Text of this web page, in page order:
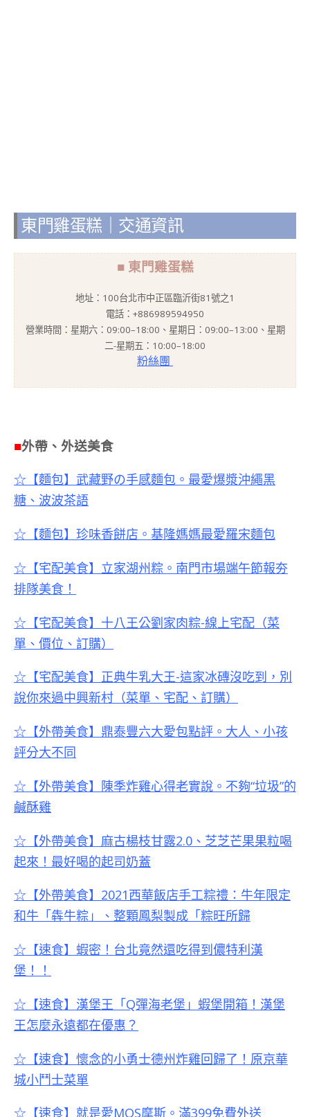
東門雞蛋糕｜交通資訊
■ 東門雞蛋糕
地址：100台北市中正區臨沂街81號之1
電話：+886989594950
營業時間：星期六：09:00–18:00、 星期日：09:00–13:00、星期
二-星期五：10:00–18:00
粉絲團
■外帶、外送美食
☆【麵包】武藏野の手感麵包。最愛爆漿沖繩黑
糖、波波茶語
☆【麵包】珍味香餅店。基隆媽媽最愛羅宋麵包
☆【宅配美食】立家湖州粽。南門市場端午節報夯
排隊美食！
☆【宅配美食】十八王公劉家肉粽-線上宅配（菜
單、價位、訂購）
☆【宅配美食】正典牛乳大王-這家冰磚沒吃到，別
說你來過中興新村（菜單、宅配、訂購）
☆【外帶美食】鼎泰豐六大愛包點評。大人、小孩
評分大不同
☆【外帶美食】陳季炸雞心得老實說。不夠“垃圾”的
鹹酥雞
☆【外帶美食】麻古楊枝甘露2.0、芝芝芒果果粒喝
起來！最好喝的起司奶蓋
☆【外帶美食】2021西華飯店手工粽禮：牛年限定
和牛「犇牛粽」、整顆鳳梨製成「粽旺所歸
☆【速食】蝦密！台北竟然還吃得到儂特利漢
堡！！
☆【速食】漢堡王「Q彈海老堡」蝦堡開箱！漢堡
王怎麼永遠都在優惠？
☆【速食】懷念的小勇士德州炸雞回歸了！原京華
城小鬥士菜單
☆【速食】就是愛MOS摩斯。滿399免費外送